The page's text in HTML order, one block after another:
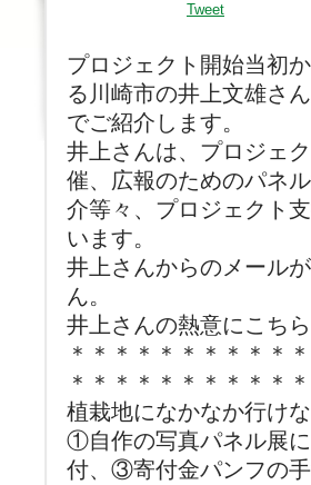
Tweet
プロジェクト開始当初
る川崎市の井上文雄さ
でご紹介します。
井上さんは、プロジェ
催、広報のためのパネ
介等々、プロジェクト
います。
井上さんからのメール
ん。
井上さんの熱意にこち
＊＊＊＊＊＊＊＊＊＊
＊＊＊＊＊＊＊＊＊＊
植栽地になかなか行け
①自作の写真パネル展
付、③寄付金パンフの手